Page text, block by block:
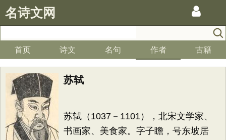
名诗文网
首页 诗文 名句 作者 古籍
苏轼
苏轼（1037－1101），北宋文学家、
书画家、美食家。字子瞻，号东坡居